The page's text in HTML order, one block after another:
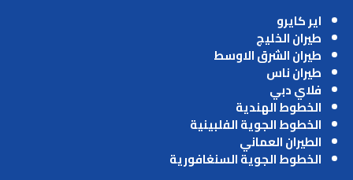
اير كايرو
طيران الخليج
طيران الشرق الاوسط
طيران ناس
فلاي دبي
الخطوط الهندية
الخطوط الجوية الفلبينية
الطيران العماني
الخطوط الجوية السنغافورية